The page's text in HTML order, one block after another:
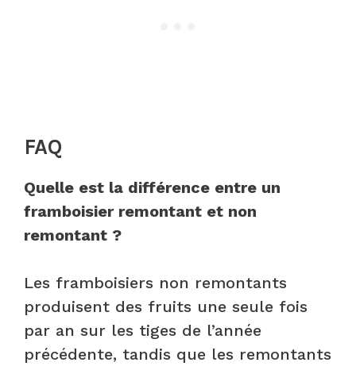
FAQ
Quelle est la différence entre un
framboisier remontant et non
remontant ?
Les framboisiers non remontants
produisent des fruits une seule fois
par an sur les tiges de l’année
précédente, tandis que les remontants